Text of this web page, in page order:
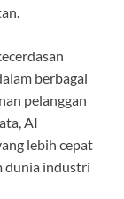
berbagai
pelanggan
AI
lebih cepat
dunia industri